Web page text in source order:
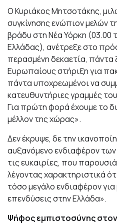
Ο Κυριάκος Μητσοτάκης,
συγκίνησης ενώπιον μελών
βράδυ στη Νέα Υόρκη
Ελλάδας), ανέτρεξε στο
περασμένη δεκαετία,
Ευρωπαίους στήριξη για
πάντα υποχρεωμένοι να
κατευθυντήριες γραμμές
Για πρώτη φορά έχουμε το
μέλλον της χώρας».
Δεν έκρυψε, δε την
αυξανόμενο ενδιαφέρον
τις ευκαιρίες, που
λέγοντας χαρακτηριστικά
τόσο μεγάλο ενδιαφέρον
επενδύσεις στην Ελλάδα».
Ψήφος εμπιστοσύνης στον